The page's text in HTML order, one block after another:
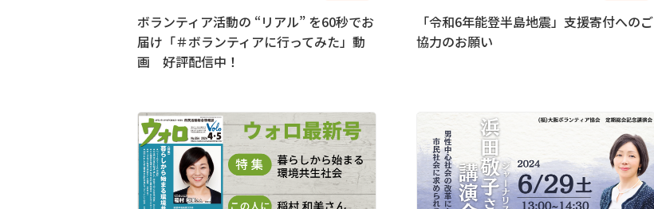
ボランティア活動の “リアル” を60秒でお
届け「＃ボランティアに行ってみた」動
画 好評配信中！
「令和6年能登半島地震」支援寄付へのご
協力のお願い